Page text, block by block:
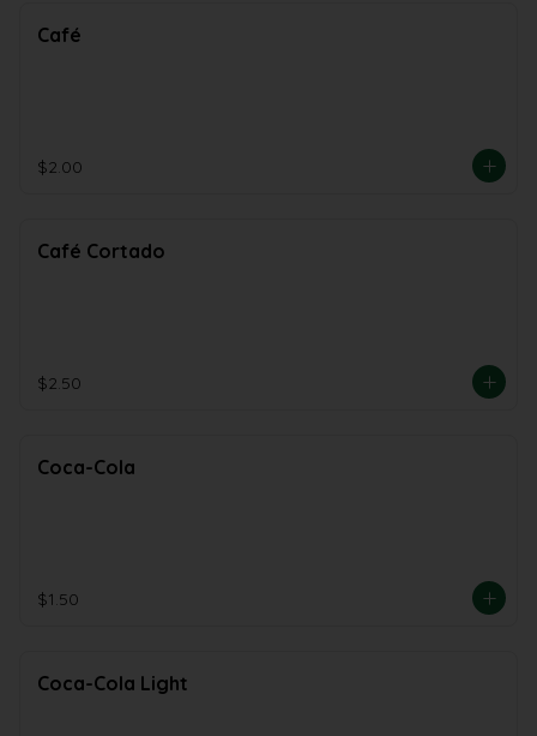
Café
$2.00
Café Cortado
$2.50
Coca-Cola
$1.50
Coca-Cola Light